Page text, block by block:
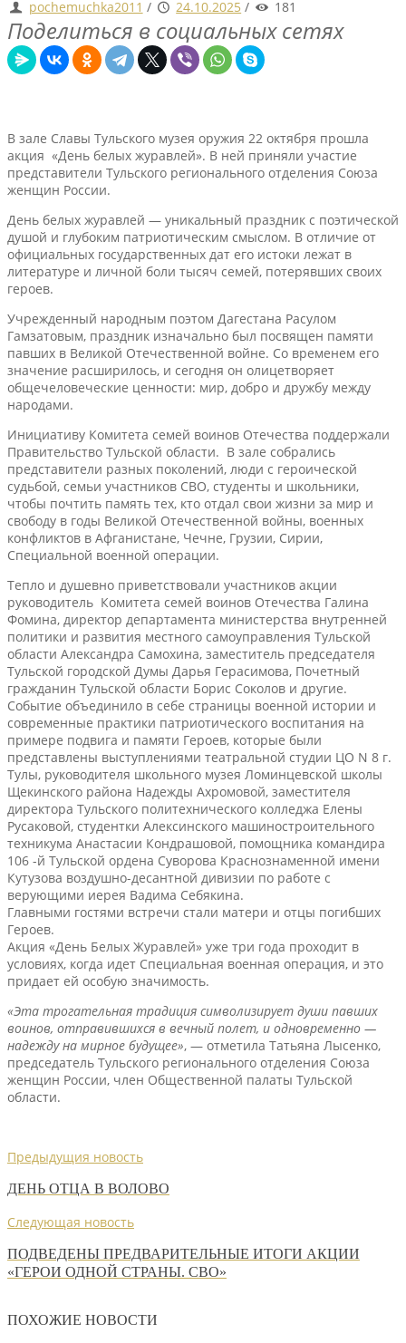
pochemuchka2011 / 24.10.2025 / 181
Поделиться в социальных сетях
В зале Славы Тульского музея оружия 22 октября прошла
акция «День белых журавлей». В ней приняли участие
представители Тульского регионального отделения Союза
женщин России.
День белых журавлей — уникальный праздник с поэтической
душой и глубоким патриотическим смыслом. В отличие от
официальных государственных дат его истоки лежат в
литературе и личной боли тысяч семей, потерявших своих
героев.
Учрежденный народным поэтом Дагестана Расулом
Гамзатовым, праздник изначально был посвящен памяти
павших в Великой Отечественной войне. Со временем его
значение расширилось, и сегодня он олицетворяет
общечеловеческие ценности: мир, добро и дружбу между
народами.
Инициативу Комитета семей воинов Отечества поддержали
Правительство Тульской области. В зале собрались
представители разных поколений, люди с героической
судьбой, семьи участников СВО, студенты и школьники,
чтобы почтить память тех, кто отдал свои жизни за мир и
свободу в годы Великой Отечественной войны, военных
конфликтов в Афганистане, Чечне, Грузии, Сирии,
Специальной военной операции.
Тепло и душевно приветствовали участников акции
руководитель Комитета семей воинов Отечества Галина
Фомина, директор департамента министерства внутренней
политики и развития местного самоуправления Тульской
области Александра Самохина, заместитель председателя
Тульской городской Думы Дарья Герасимова, Почетный
гражданин Тульской области Борис Соколов и другие.
Событие объединило в себе страницы военной истории и
современные практики патриотического воспитания на
примере подвига и памяти Героев, которые были
представлены выступлениями театральной студии ЦО N 8 г.
Тулы, руководителя школьного музея Ломинцевской школы
Щекинского района Надежды Ахромовой, заместителя
директора Тульского политехнического колледжа Елены
Русаковой, студентки Алексинского машиностроительного
техникума Анастасии Кондрашовой, помощника командира
106 -й Тульской ордена Суворова Краснознаменной имени
Кутузова воздушно-десантной дивизии по работе с
верующими иерея Вадима Себякина.
Главными гостями встречи стали матери и отцы погибших
Героев.
Акция «День Белых Журавлей» уже три года проходит в
условиях, когда идет Специальная военная операция, и это
придает ей особую значимость.
«Эта трогательная традиция символизирует души павших
воинов, отправившихся в вечный полет, и одновременно —
надежду на мирное будущее», — отметила Татьяна Лысенко,
председатель Тульского регионального отделения Союза
женщин России, член Общественной палаты Тульской
области.
Предыдущия новость
ДЕНЬ ОТЦА В ВОЛОВО
Следующая новость
ПОДВЕДЕНЫ ПРЕДВАРИТЕЛЬНЫЕ ИТОГИ АКЦИИ
«ГЕРОИ ОДНОЙ СТРАНЫ. СВО»
ПОХОЖИЕ НОВОСТИ